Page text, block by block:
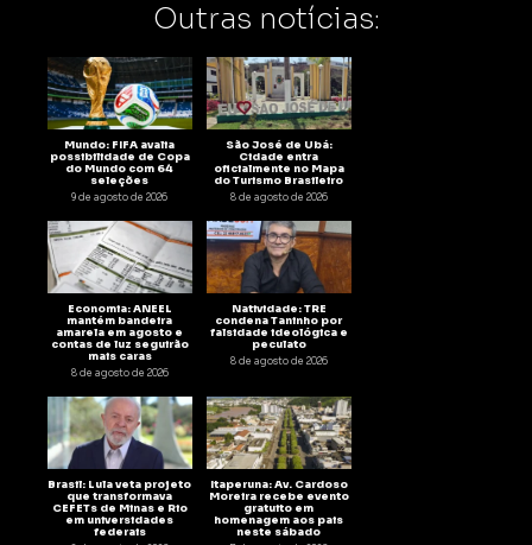
Outras notícias:
Mundo: FIFA avalia
possibilidade de Copa
do Mundo com 64
seleções
9 de agosto de 2026
São José de Ubá:
Cidade entra
oficialmente no Mapa
do Turismo Brasileiro
8 de agosto de 2026
Economia: ANEEL
mantém bandeira
amarela em agosto e
contas de luz seguirão
mais caras
8 de agosto de 2026
Natividade: TRE
condena Taninho por
falsidade ideológica e
peculato
8 de agosto de 2026
Brasil: Lula veta projeto
que transformava
CEFETs de Minas e Rio
em universidades
federais
Itaperuna: Av. Cardoso
Moreira recebe evento
gratuito em
homenagem aos pais
neste sábado